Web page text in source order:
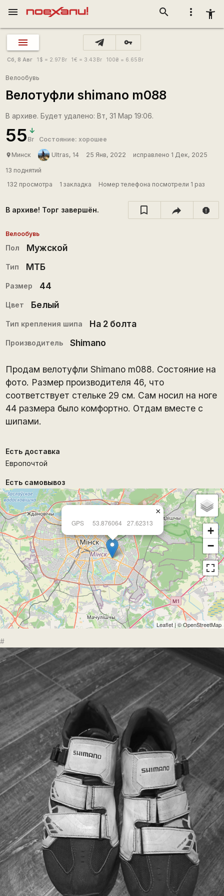
more_vert accessibility_new
search
menu
vpn_key
Сб, 8 Авг 1 $ = 2.97 Br 1€ = 3.43 Br 100₴ = 6.65 Br
Велообувь
Велотуфли shimano m088
В архиве. Будет удалено: Вт, 31 Мар 19:06.
55 Br Состояние: хорошее
place Минск Ultras, 14 25 Янв, 2022 исправлено 1 Дек, 2025
13 поднятий
132 просмотра
1 закладка Номер телефона посмотрели 1 раз
В архиве! Торг завершён. report
Велообувь
Пол Мужской
Тип МТБ
Размер 44
Цвет Белый
Тип крепления шипа На 2 болта
Производитель Shimano
Продам велотуфли Shimano m088. Состояние на
фото. Размер производителя 46, что
соответствует стельке 29 см. Сам носил на ноге
44 размера было комфортно. Отдам вместе с
шипами.
Есть доставка
Европочтой
Есть самовывоз
GPS 53.876064 27.62313
×
+
−
Leaflet | ©OpenStreetMap
#